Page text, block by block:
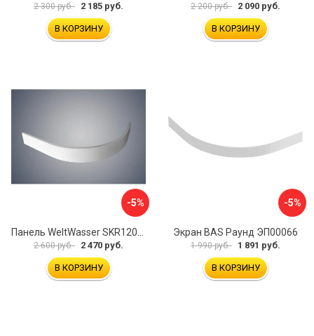
2 300 руб. 2 185 руб.
В КОРЗИНУ
2 200 руб. 2 090 руб.
В КОРЗИНУ
-5%
2 600 руб. 2 470 руб.
В КОРЗИНУ
-5%
Экран BAS Раунд ЭП00066
1 990 руб. 1 891 руб.
В КОРЗИНУ